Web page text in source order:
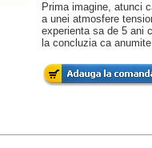
Prima imagine, atunci
a unei atmosfere
experienta sa de 5 ani
la concluzia ca